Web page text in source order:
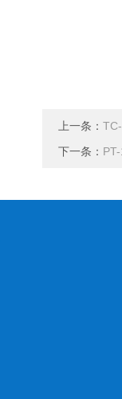
上一条：
下一条：